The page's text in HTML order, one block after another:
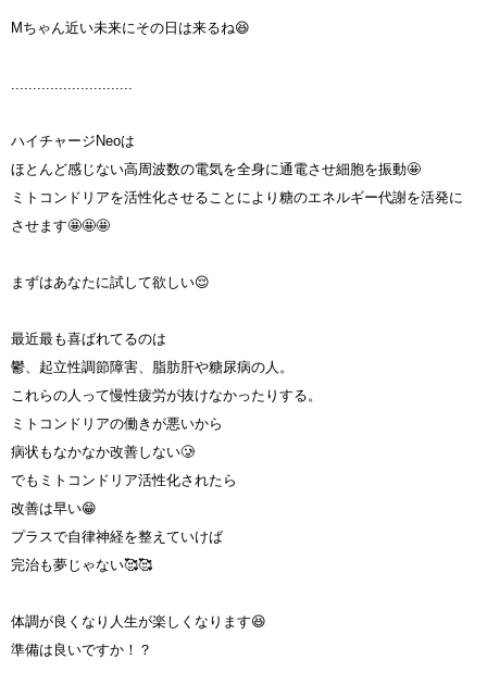
Mちゃん近い未来にその日は来るね😆
............................
ハイチャージNeoは
ほとんど感じない高周波数の電気を全身に通電させ細胞を振動🤩
ミトコンドリアを活性化させることにより糖のエネルギー代謝を活発に
させます🤩🤩🤩
まずはあなたに試して欲しい😌
最近最も喜ばれてるのは
鬱、起立性調節障害、脂肪肝や糖尿病の人。
これらの人って慢性疲労が抜けなかったりする。
ミトコンドリアの働きが悪いから
病状もなかなか改善しない🥲
でもミトコンドリア活性化されたら
改善は早い😁
プラスで自律神経を整えていけば
完治も夢じゃない🥰🥰
体調が良くなり人生が楽しくなります😆
準備は良いですか！？